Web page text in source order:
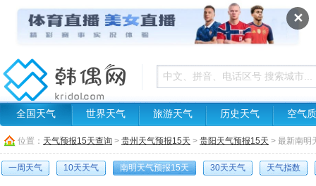
✕
全国天气 世界天气 旅游天气 历史天气 空气
位置： 天气预报15天查询 > 贵州天气预报15天 > 贵阳天气预报15天 > 最新南明
一周天气 10天天气 南明天气预报15天 30天天气 天气指数